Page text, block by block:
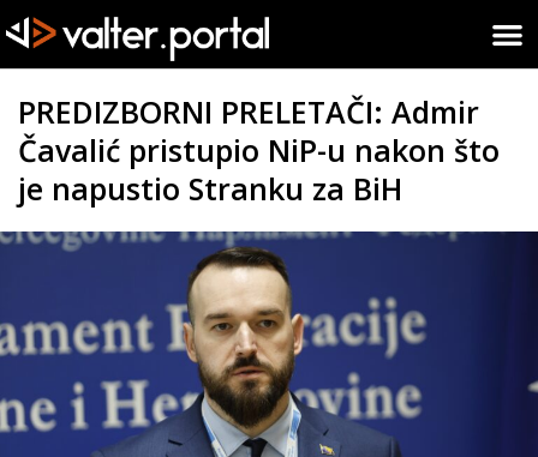
PREDIZBORNI PRELETAČI: Admir
Čavalić pristupio NiP-u nakon što
je napustio Stranku za BiH